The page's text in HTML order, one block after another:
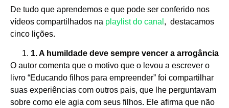
De tudo que aprendemos e que pode ser conferido nos
vídeos compartilhados na playlist do canal , destacamos
cinco lições.
1. A humildade deve sempre vencer a arrogância
O autor comenta que o motivo que o levou a escrever o
livro “Educando filhos para empreender” foi compartilhar
suas experiências com outros pais, que lhe perguntavam
sobre como ele agia com seus filhos. Ele afirma que não